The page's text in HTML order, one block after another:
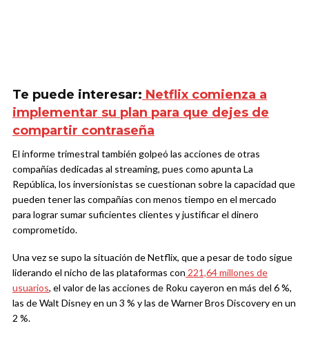
Te puede interesar: Netflix comienza a
implementar su plan para que dejes de
compartir contraseña
El informe trimestral también golpeó las acciones de otras
compañías dedicadas al streaming, pues como apunta La
República, los inversionistas se cuestionan sobre la capacidad que
pueden tener las compañías con menos tiempo en el mercado
para lograr sumar suficientes clientes y justificar el dinero
comprometido.
Una vez se supo la situación de Netflix, que a pesar de todo sigue
liderando el nicho de las plataformas con 221,64 millones de
usuarios, el valor de las acciones de Roku cayeron en más del 6 %,
las de Walt Disney en un 3 % y las de Warner Bros Discovery en un
2 %.